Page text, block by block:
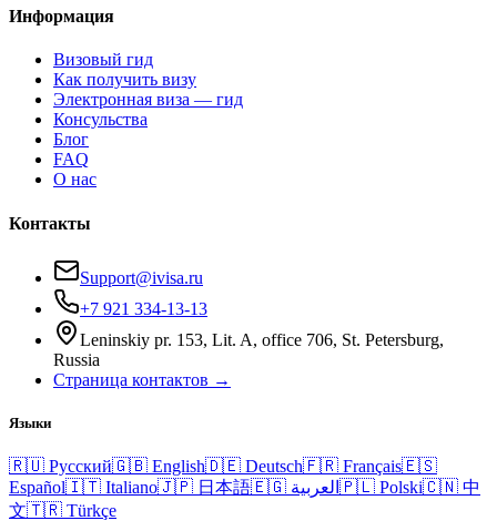
Информация
Визовый гид
Как получить визу
Электронная виза — гид
Консульства
Блог
FAQ
О нас
Контакты
Support@ivisa.ru
+7 921 334-13-13
Leninskiy pr. 153, Lit. A, office 706, St. Petersburg,
Russia
Страница контактов →
Языки
🇷🇺 Русский🇬🇧 English🇩🇪 Deutsch🇫🇷 Français🇪🇸
Español🇮🇹 Italiano🇯🇵 日本語🇪🇬 العربية 🇵🇱 Polski🇨🇳 中
文🇹🇷 Türkçe